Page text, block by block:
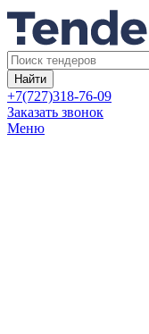
Найти
+7(727)318-76-09
Заказать звонок
Меню